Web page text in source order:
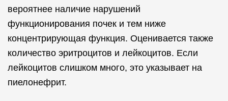
вероятнее наличие нарушений
функционирования почек и тем ниже
концентрирующая функция. Оценивается также
количество эритроцитов и лейкоцитов. Если
лейкоцитов слишком много, это указывает на
пиелонефрит.